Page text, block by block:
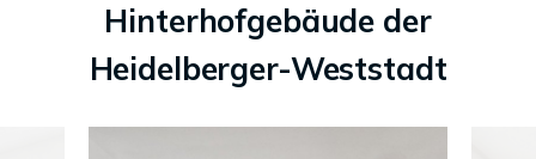
Hinterhofgebäude der
Heidelberger-Weststadt